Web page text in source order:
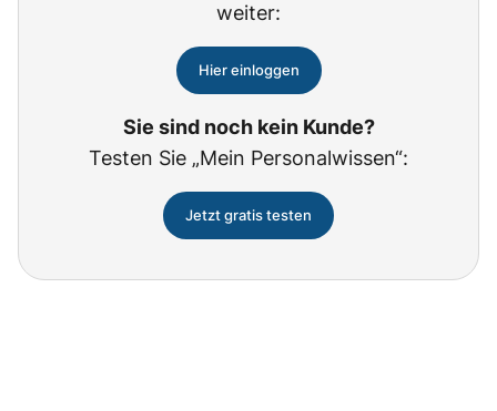
weiter:
Hier einloggen
Sie sind noch kein Kunde?
Testen Sie „Mein Personalwissen“:
Jetzt gratis testen